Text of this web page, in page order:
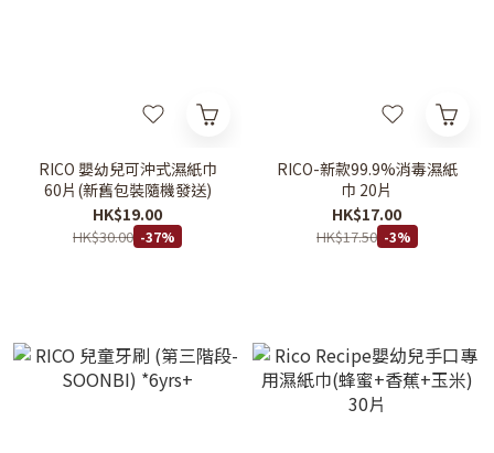
RICO 嬰幼兒可沖式濕紙巾
60片(新舊包裝隨機發送)
HK$19.00
HK$30.00 -37%
RICO-新款99.9%消毒濕紙
巾 20片
HK$17.00
HK$17.50 -3%